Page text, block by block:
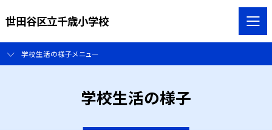
世田谷区立千歳小学校
学校生活の様子メニュー
学校生活の様子